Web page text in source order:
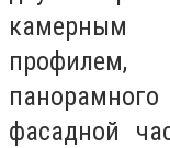
камерным
профилем,
фасадной